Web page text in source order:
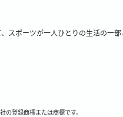
スポーツが一人ひとりの生活の一
の登録商標または商標です。